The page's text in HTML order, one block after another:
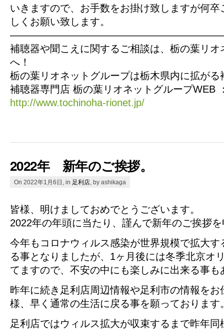
いきますので、お手数をお掛け致しますが何
しくお願い致します。
補聴器や聞こえに関するご相談は、栃の葉リオ
へ！
栃の葉リオネットグループは栃木県内に拡がる
補聴器専門店 栃の葉リオネットグループWEB
http://www.tochinoha-rionet.jp/
2022年 新年のご挨拶。
On 2022年1月6日, in 足利店 , by ashikaga
皆様、明けましておめでとうございます。
2022年の年頭に当たり、謹んで新年のご挨拶
今年もコロナウィルス感染が世界規模で拡大
る事となりましたが、1ヶ月後には冬季北京オ
てますので、不安の中にも楽しみに出来る事も
昨年に続き足利店周辺情報や足利市の情報を
様、早く通常の生活に戻る事を願っております
足利店ではウィルス拡大が収束するまで昨年